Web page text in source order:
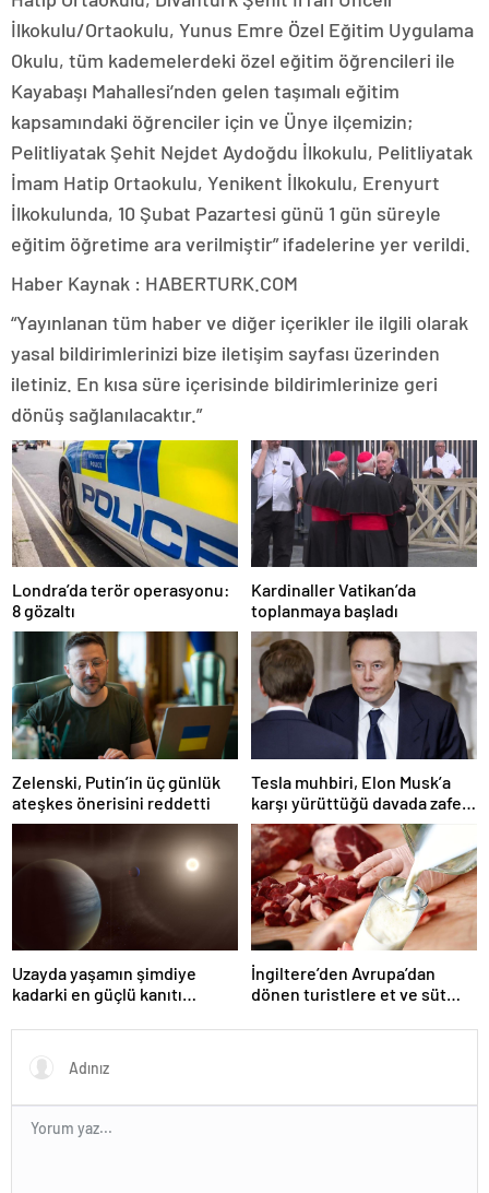
İlkokulu/Ortaokulu, Yunus Emre Özel Eğitim Uygulama
Okulu, tüm kademelerdeki özel eğitim öğrencileri ile
Kayabaşı Mahallesi’nden gelen taşımalı eğitim
kapsamındaki öğrenciler için ve Ünye ilçemizin;
Pelitliyatak Şehit Nejdet Aydoğdu İlkokulu, Pelitliyatak
İmam Hatip Ortaokulu, Yenikent İlkokulu, Erenyurt
İlkokulunda, 10 Şubat Pazartesi günü 1 gün süreyle
eğitim öğretime ara verilmiştir” ifadelerine yer verildi.
Haber Kaynak : HABERTURK.COM
“Yayınlanan tüm haber ve diğer içerikler ile ilgili olarak
yasal bildirimlerinizi bize iletişim sayfası üzerinden
iletiniz. En kısa süre içerisinde bildirimlerinize geri
dönüş sağlanılacaktır.”
Londra’da terör operasyonu:
8 gözaltı
Kardinaller Vatikan’da
toplanmaya başladı
Zelenski, Putin’in üç günlük
ateşkes önerisini reddetti
Tesla muhbiri, Elon Musk’a
karşı yürüttüğü davada zafer
kazandı
Uzayda yaşamın şimdiye
kadarki en güçlü kanıtı
İngiltere’den Avrupa’dan
dönen turistlere et ve süt